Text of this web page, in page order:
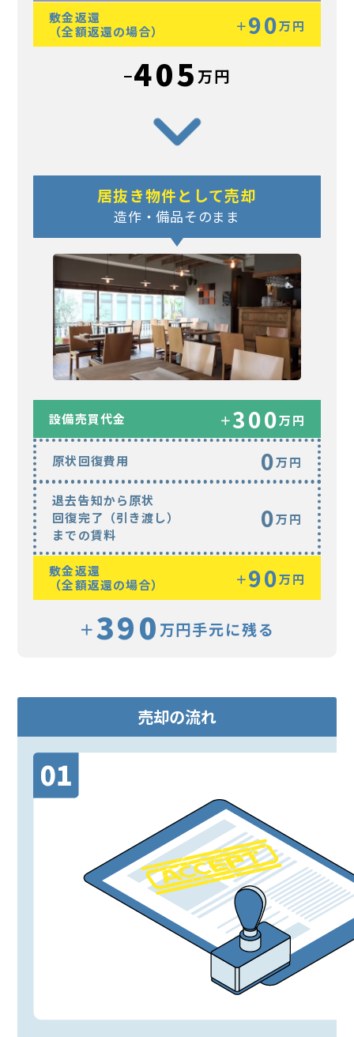
敷金返還
（全額返還の場合）
＋90万円
−405 万円
居抜き物件として売却
造作・備品そのまま
設備売買代金 ＋300万円
原状回復費用 0万円
退去告知から原状
回復完了（引き渡し）
までの賃料
0万円
敷金返還
（全額返還の場合）
＋90万円
＋390 万円手元に残る
売却の流れ